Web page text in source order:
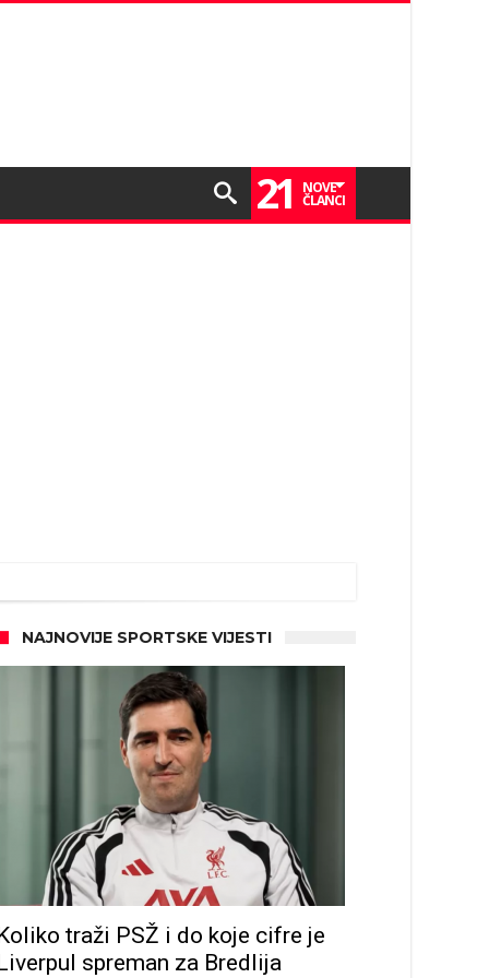
21 NOVE
ČLANCI
NAJNOVIJE SPORTSKE VIJESTI
traži PSŽ i do koje cifre je
spreman za Bredlija